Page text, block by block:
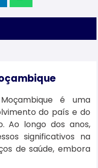
é uma
do país e do
Ao longo dos anos,
significativos na
de saúde, embora